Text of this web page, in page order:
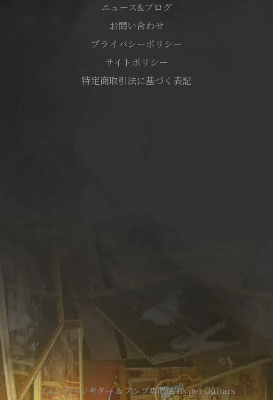
ニュース&ブログ
お問い合わせ
プライバシーポリシー
サイトポリシー
特定商取引法に基づく表記
ヴィンテージギター & アンプ専門店 Hyper Guitars